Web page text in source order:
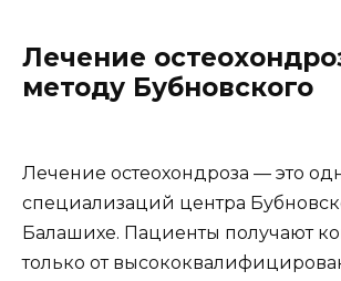
Лечение
методу Бубновского
Лечение остеохондроза — это
специализаций центра
Балашихе. Пациенты получают
только от